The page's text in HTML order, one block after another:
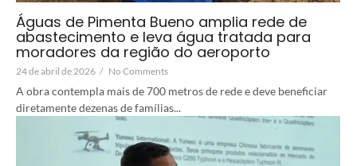
Águas de Pimenta Bueno amplia rede de
abastecimento e leva água tratada para
moradores da região do aeroporto
24 de abril de 2026 / No Comments
A obra contempla mais de 700 metros de rede e deve beneficiar
diretamente dezenas de famílias...